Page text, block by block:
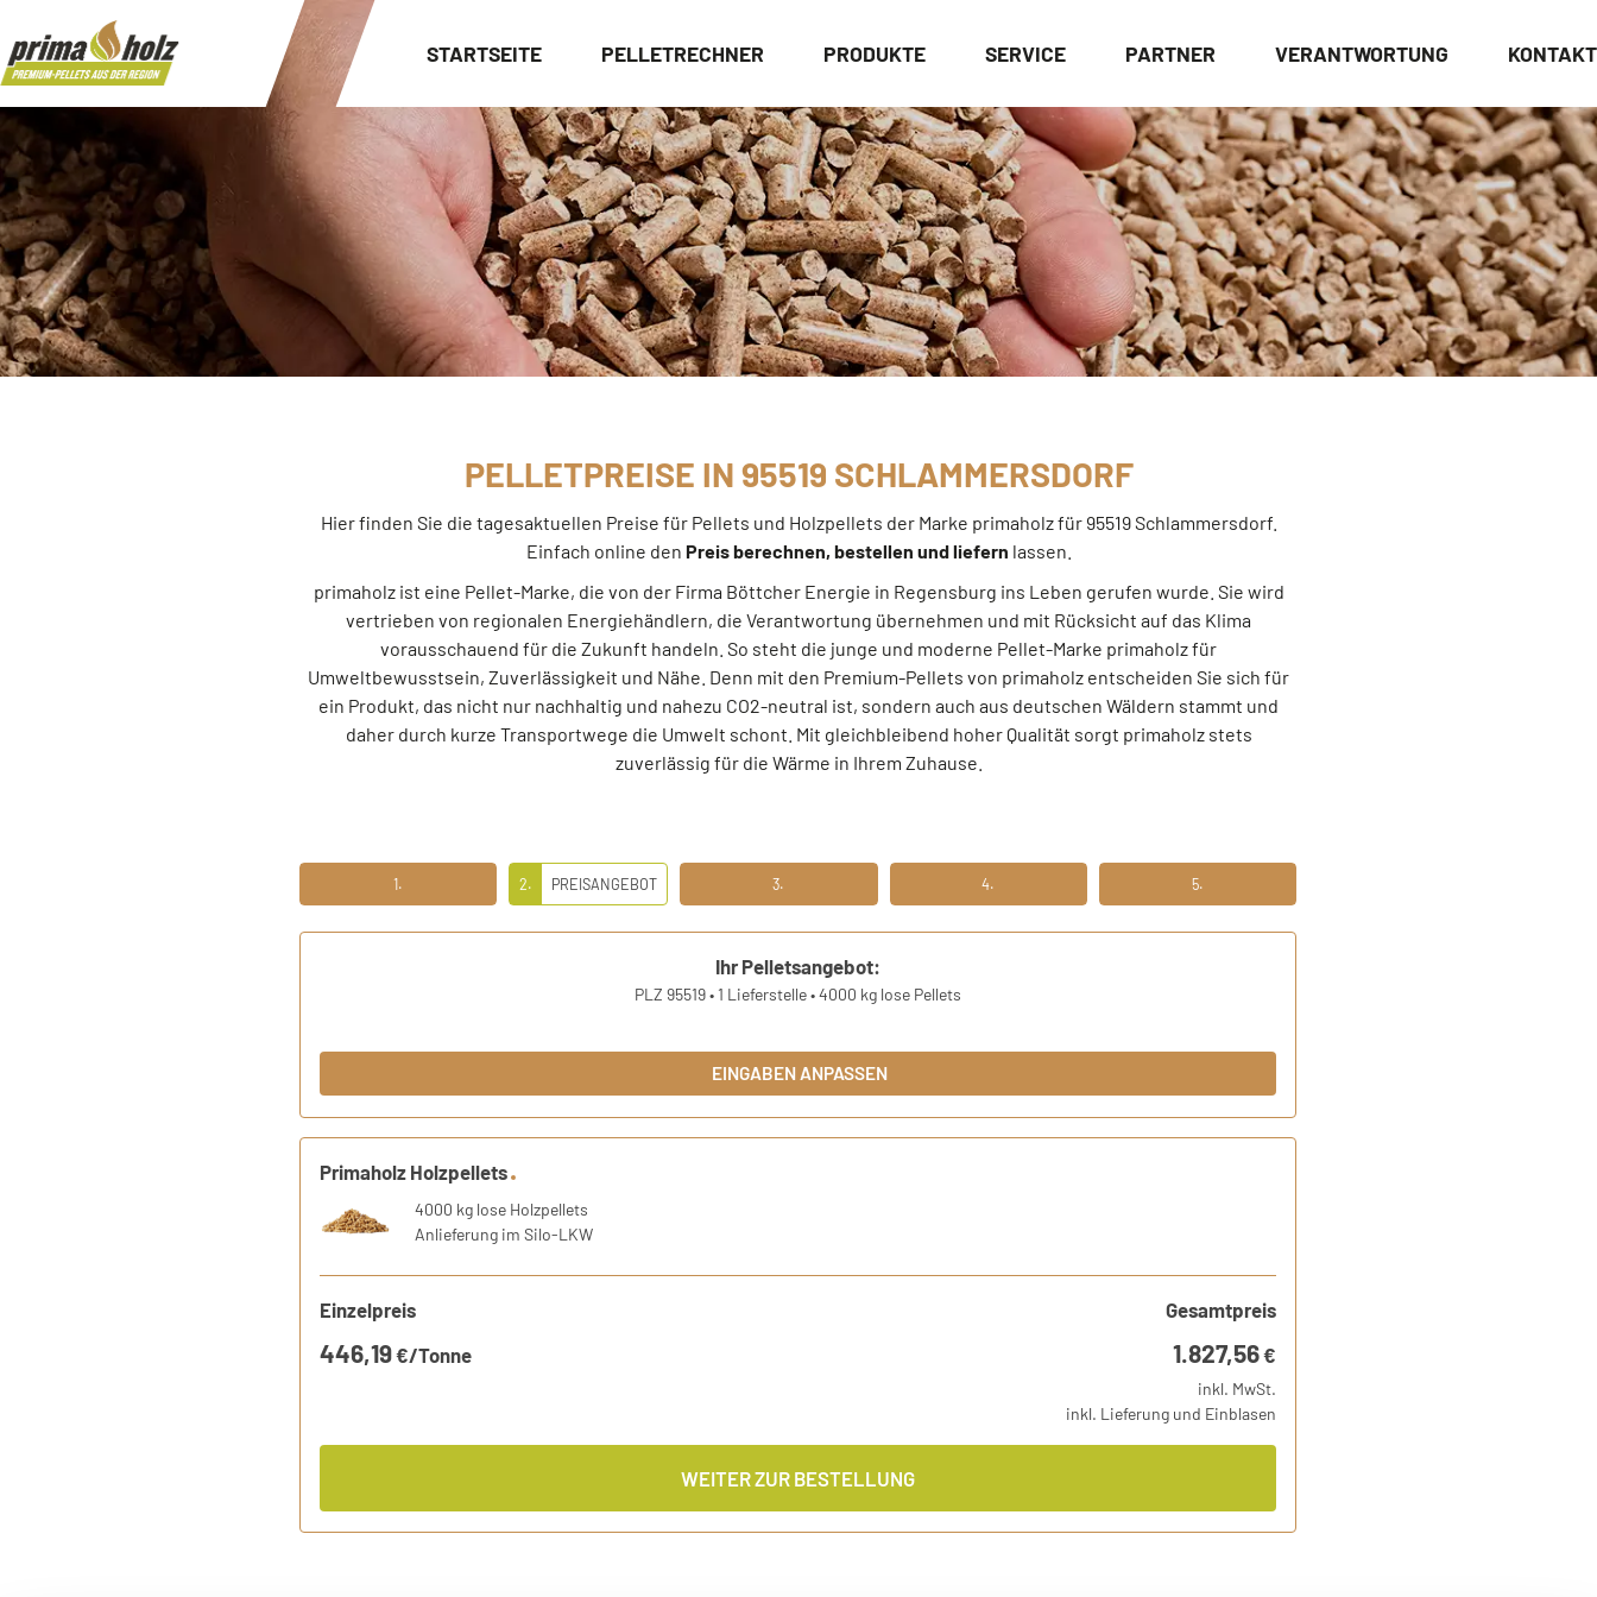
STARTSEITE PELLETRECHNER PRODUKTE SERVICE PARTNER VERANTWORTUNG KONTAKT
PELLETPREISE IN 95519 SCHLAMMERSDORF
Hier finden Sie die tagesaktuellen Preise für Pellets und Holzpellets der Marke primaholz für 95519 Schlammersdorf.
Einfach online den Preis berechnen, bestellen und liefern lassen.
primaholz ist eine Pellet-Marke, die von der Firma Böttcher Energie in Regensburg ins Leben gerufen wurde. Sie wird
vertrieben von regionalen Energiehändlern, die Verantwortung übernehmen und mit Rücksicht auf das Klima
vorausschauend für die Zukunft handeln. So steht die junge und moderne Pellet-Marke primaholz für
Umweltbewusstsein, Zuverlässigkeit und Nähe. Denn mit den Premium-Pellets von primaholz entscheiden Sie sich für
ein Produkt, das nicht nur nachhaltig und nahezu CO2-neutral ist, sondern auch aus deutschen Wäldern stammt und
daher durch kurze Transportwege die Umwelt schont. Mit gleichbleibend hoher Qualität sorgt primaholz stets
zuverlässig für die Wärme in Ihrem Zuhause.
ERSTENS PREISRECHNER
1. ZWEITENS PREISANGEBOT
2. PREISANGEBOT DRITTENS IHRE DATEN
3. VIERTENS DATEN PRÜFEN
4. FÜNFTENS FERTIG
5.
Ihr Pelletsangebot:
PLZ 95519• 1 Lieferstelle•4000 kg lose Pellets
EINGABEN ANPASSEN
1 Produkt
Primaholz Holzpellets
Holzpellets entsprechend der DIN-Norm ENplus A1
4000 kg lose Holzpellets
Anlieferung im Silo-LKW
Einzelpreis
446,19€/Tonne
Gesamtpreis
1.827,56€
inkl. MwSt.
inkl. Lieferung und Einblasen
WEITER ZUR BESTELLUNG